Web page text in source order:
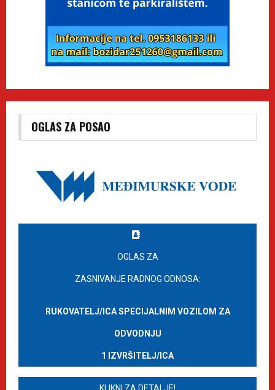
OGLAS ZA POSAO
OGLAS ZA
ZASNIVANJE RADNOG ODNOSA:
RUKOVATELJ/ICA SPECIJALNIM VOZILOM ZA
ODVODNJU
1 IZVRŠITELJ/ICA